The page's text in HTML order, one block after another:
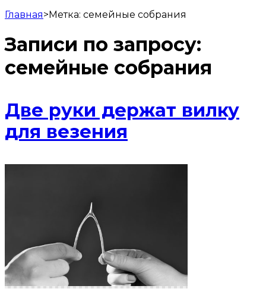
Главная>Метка: семейные собрания
Записи по запросу:
семейные собрания
Две руки держат вилку
для везения